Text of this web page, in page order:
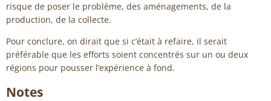
risque de poser le problème, des aménagements, de la
production, de la collecte.
Pour conclure, on dirait que si c’était à refaire, il serait
préférable que les efforts soient concentrés sur un ou deux
régions pour pousser l’expérience à fond.
Notes